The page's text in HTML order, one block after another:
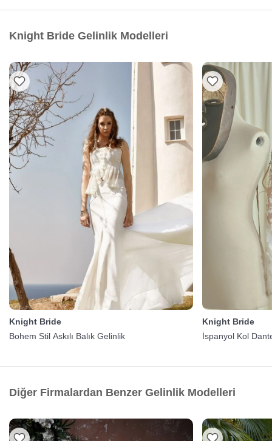
Knight Bride Gelinlik Modelleri
Knight Bride
Bohem Stil Askılı Balık Gelinlik
Knight Bride
İspanyol Kol
Diğer Firmalardan Benzer Gelinlik Modelleri